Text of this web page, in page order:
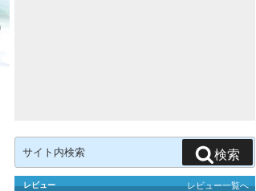
索:
検索
レビュー レビュー一覧へ